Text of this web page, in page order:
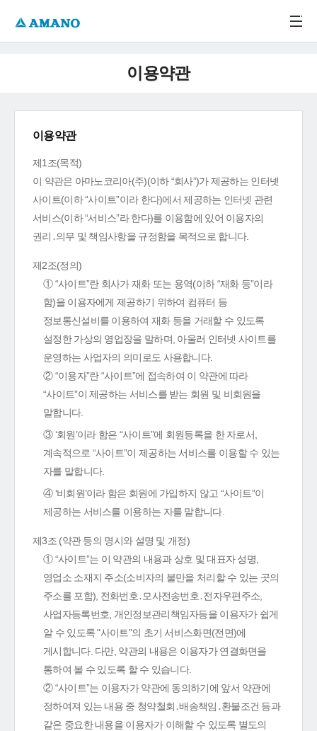
이용약관
이용약관
제1조(목적)
이 약관은 아마노코리아(주)(이하 “회사”)가 제공하는 인터넷
사이트(이하 “사이트”이라 한다)에서 제공하는 인터넷 관련
서비스(이하 “서비스”라 한다)를 이용함에 있어 이용자의
권리․의무 및 책임사항을 규정함을 목적으로 합니다.
제2조(정의)
① “사이트”란 회사가 재화 또는 용역(이하 “재화 등”이라
함)을 이용자에게 제공하기 위하여 컴퓨터 등
정보통신설비를 이용하여 재화 등을 거래할 수 있도록
설정한 가상의 영업장을 말하며, 아울러 인터넷 사이트를
운영하는 사업자의 의미로도 사용합니다.
② “이용자”란 “사이트”에 접속하여 이 약관에 따라
“사이트”이 제공하는 서비스를 받는 회원 및 비회원을
말합니다.
③ ‘회원’이라 함은 “사이트”에 회원등록을 한 자로서,
계속적으로 “사이트”이 제공하는 서비스를 이용할 수 있는
자를 말합니다.
④ ‘비회원’이라 함은 회원에 가입하지 않고 “사이트”이
제공하는 서비스를 이용하는 자를 말합니다.
제3조 (약관 등의 명시와 설명 및 개정)
① “사이트”는 이 약관의 내용과 상호 및 대표자 성명,
영업소 소재지 주소(소비자의 불만을 처리할 수 있는 곳의
주소를 포함), 전화번호․모사전송번호․전자우편주소,
사업자등록번호, 개인정보관리책임자등을 이용자가 쉽게
알 수 있도록 "사이트"의 초기 서비스화면(전면)에
게시합니다. 다만, 약관의 내용은 이용자가 연결화면을
통하여 볼 수 있도록 할 수 있습니다.
② “사이트”는 이용자가 약관에 동의하기에 앞서 약관에
정하여져 있는 내용 중 청약철회․배송책임․환불조건 등과
같은 중요한 내용을 이용자가 이해할 수 있도록 별도의